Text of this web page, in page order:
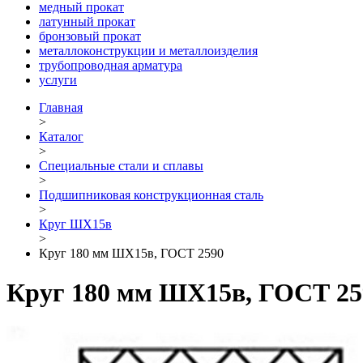
медный прокат
латунный прокат
бронзовый прокат
металлоконструкции и металлоизделия
трубопроводная арматура
услуги
Главная
>
Каталог
>
Специальные стали и сплавы
>
Подшипниковая конструкционная сталь
>
Круг ШХ15в
>
Круг 180 мм ШХ15в, ГОСТ 2590
Круг 180 мм ШХ15в, ГОСТ